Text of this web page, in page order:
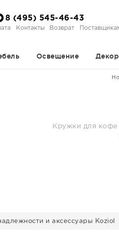
8 (495) 545-46-43
Контакты Возврат
Освещение Декор
Кружки для кофе
и аксессуары Koziol